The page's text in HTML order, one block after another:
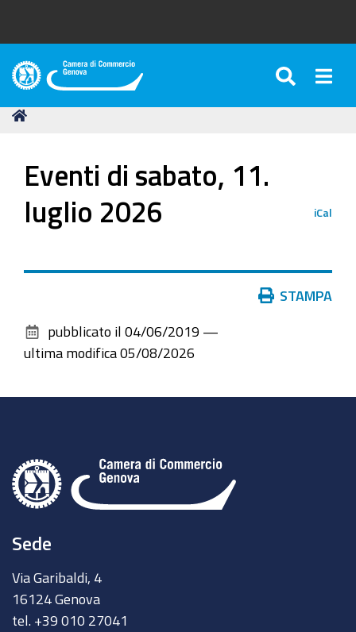
Camera
Commercio
Tu
Eventi di sabato, 11.
luglio 2026
iCal
documento
STAMPA
pubblicato il 04/06/2019 —
ultima modifica 05/08/2026
Sede
Via Garibaldi, 4
16124 Genova
tel. +39 010 27041